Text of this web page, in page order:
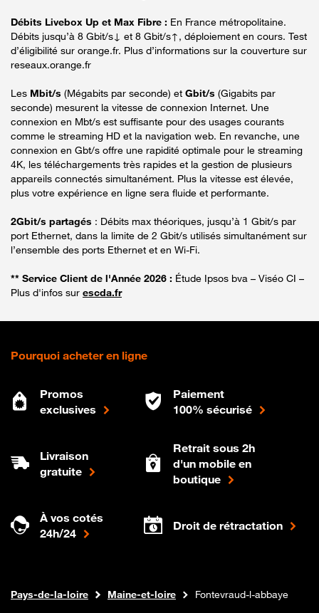
Débits Livebox Up et Max Fibre : En France métropolitaine.
Débits jusqu’à 8 Gbit/s↓ et 8 Gbit/s↑, déploiement en cours. Test
d’éligibilité sur orange.fr. Plus d’informations sur la couverture sur
reseaux.orange.fr
Les Mbit/s (Mégabits par seconde) et Gbit/s (Gigabits par
seconde) mesurent la vitesse de connexion Internet. Une
connexion en Mbt/s est suffisante pour des usages courants
comme le streaming HD et la navigation web. En revanche, une
connexion en Gbt/s offre une rapidité optimale pour le streaming
4K, les téléchargements très rapides et la gestion de plusieurs
appareils connectés simultanément. Plus la vitesse est élevée,
plus votre expérience en ligne sera fluide et performante.
2Gbit/s partagés : Débits max théoriques, jusqu’à 1 Gbit/s par
port Ethernet, dans la limite de 2 Gbit/s utilisés simultanément sur
l’ensemble des ports Ethernet et en Wi-Fi.
** Service Client de l'Année 2026 : Étude Ipsos bva – Viséo CI –
Plus d'infos sur escda.fr
Pourquoi acheter en ligne
Promos
exclusives
Paiement
100% sécurisé
Livraison
gratuite
Retrait sous 2h
d'un mobile en
boutique
À vos cotés
24h/24
Droit de rétractation
Boutique Orange
Internet fibre
Pays-de-la-loire Maine-et-loire Fontevraud-l-abbaye